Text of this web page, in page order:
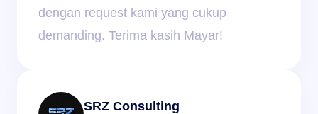
dengan request kami yang cukup
demanding. Terima kasih Mayar!
SRZ Consulting